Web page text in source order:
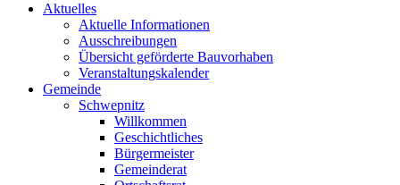
Aktuelles
Aktuelle Informationen
Ausschreibungen
Übersicht geförderte Bauvorhaben
Veranstaltungskalender
Gemeinde
Schwepnitz
Willkommen
Geschichtliches
Bürgermeister
Gemeinderat